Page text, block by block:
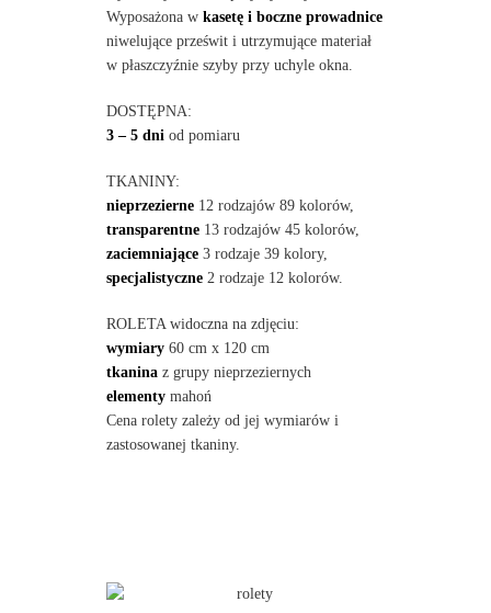
Wyposażona w kasetę i boczne prowadnice
niwelujące prześwit i utrzymujące materiał
w płaszczyźnie szyby przy uchyle okna.
DOSTĘPNA:
3 – 5 dniod pomiaru
TKANINY:
nieprzezierne12 rodzajów 89 kolorów,
transparentne13 rodzajów 45 kolorów,
zaciemniające3 rodzaje 39 kolory,
specjalistyczne2 rodzaje 12 kolorów.
ROLETA widoczna na zdjęciu:
wymiary60 cm x 120 cm
tkaninaz grupy nieprzeziernych
elementymahoń
Cena rolety zależy od jej wymiarów i
zastosowanej tkaniny.